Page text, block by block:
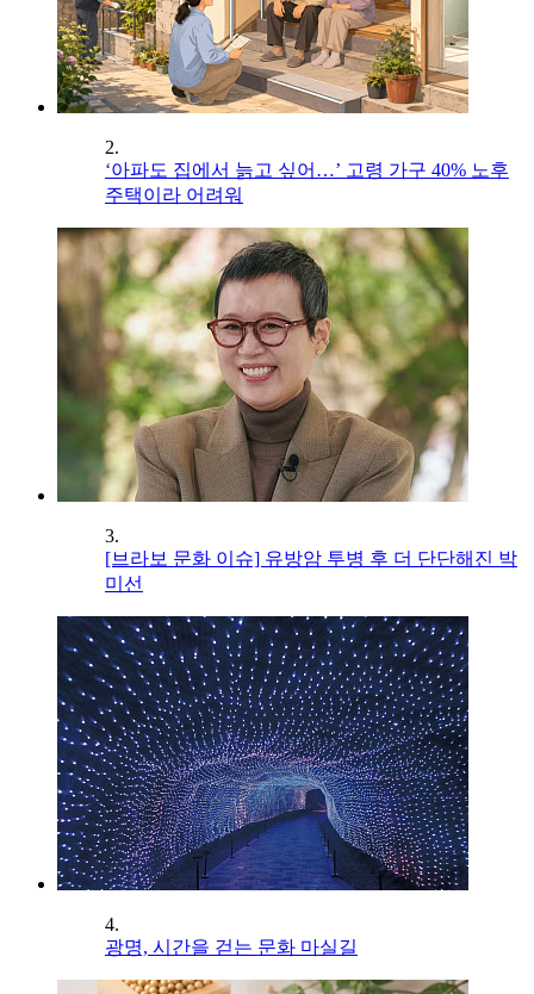
2.
‘아파도 집에서 늙고 싶어…’ 고령 가구 40% 노후
주택이라 어려워
3.
[브라보 문화 이슈] 유방암 투병 후 더 단단해진 박
미선
4.
광명, 시간을 걷는 문화 마실길